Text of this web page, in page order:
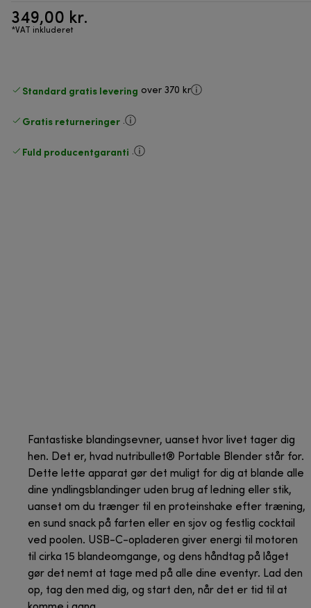
349,00 kr.
*VAT inkluderet
Standard gratis levering over 370 kr
Gratis returneringer .
Fuld producentgaranti .
Fantastiske blandingsevner, uanset hvor livet tager dig
hen. Det er, hvad nutribullet® Portable Blender står for.
Dette lette apparat gør det muligt for dig at blande alle
dine yndlingsblandinger uden brug af ledning eller stik,
uanset om du trænger til en proteinshake efter træning,
en sund snack på farten eller en sjov og festlig cocktail
ved poolen. USB-C-opladeren giver energi til motoren
til cirka 15 blandeomgange, og dens håndtag på låget
gør det nemt at tage med på alle dine eventyr. Lad den
op, tag den med dig, og start den, når det er tid til at